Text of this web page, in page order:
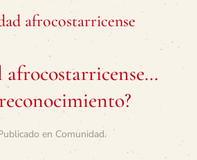
afrocostarricense
en Comunidad.